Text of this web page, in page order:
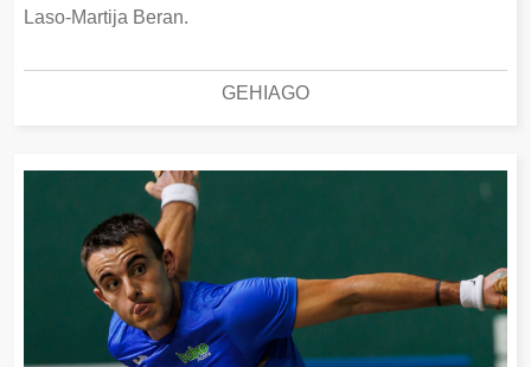
Laso-Martija Beran.
GEHIAGO